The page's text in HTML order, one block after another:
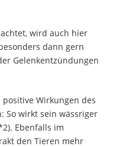
wird auch hier
dann gern
Gelenkentzündungen
Wirkungen des
So wirkt sein wässriger
Ebenfalls im
den Tieren mehr